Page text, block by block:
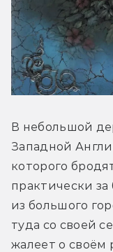
В небольшой
Западной
которого
практически
из большого
туда со своей
жалеет о своём